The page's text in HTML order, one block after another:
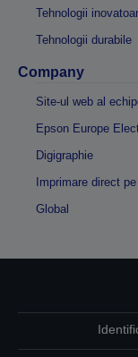
Tehnologii
Tehnologii durabile
Company
Site-ul web al
Epson Europe
Digigraphie
Imprimare direct
Global